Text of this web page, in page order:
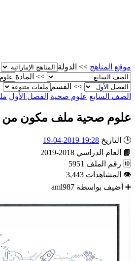
المناهج >> الدولة
>> المادة
>> القسم
السابع علوم صحية الفصل الأول
صحية ملف مكون من 31 ورقة
التاريخ 19:28 2019-04-19
العام الدراسي 2018-2019
رقم الملف 5951
المشاهدات 3,443
أضيف بواسطة aml987